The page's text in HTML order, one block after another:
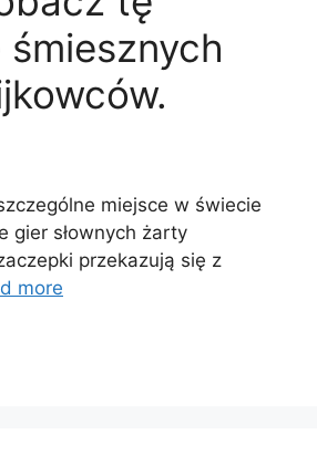
miejsce w świecie
gier słownych żarty
przekazują się z
more